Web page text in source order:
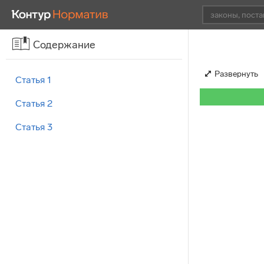
Содержание
Статья 1
Статья 2
Статья 3
Развернуть